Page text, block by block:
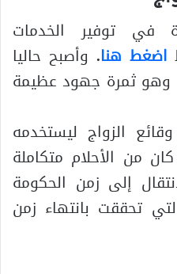
في توفير الخدمات
اضغط هنا. وأصبح حاليا
وهو ثمرة جهود عظيمة
الزواج ليستخدمه
من الأحلام متكاملة
إلى زمن الحكومة
تحققت بانتهاء زمن